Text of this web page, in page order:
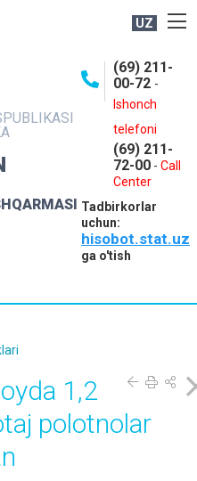
UZ
(69) 211-
00-72 -
Ishonch
telefoni
(69) 211-
72-00 - Call
Center
Tadbirkorlar
uchun:
hisobot.stat.uz
ga o'tish
1,2
polotnolar